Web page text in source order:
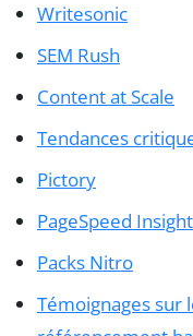
Writesonic
SEM Rush
Content at Scale
Tendances
Pictory
PageSpeed
Packs Nitro
Témoignages sur